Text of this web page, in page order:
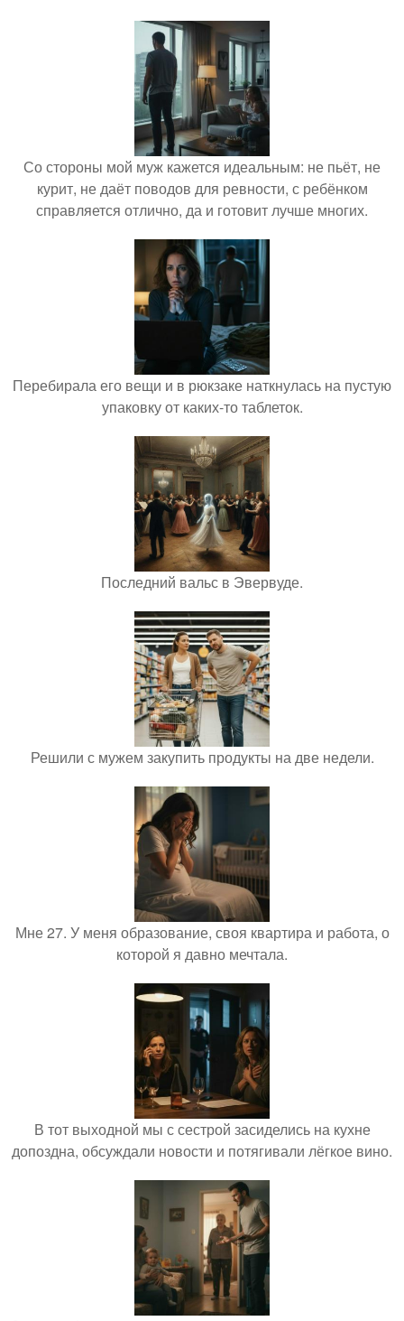
Со стороны мой муж кажется идеальным: не пьёт, не
курит, не даёт поводов для ревности, с ребёнком
справляется отлично, да и готовит лучше многих.
Перебирала его вещи и в рюкзаке наткнулась на пустую
упаковку от каких-то таблеток.
Последний вальс в Эвервуде.
Решили с мужем закупить продукты на две недели.
Мне 27. У меня образование, своя квартира и работа, о
которой я давно мечтала.
В тот выходной мы с сестрой засиделись на кухне
допоздна, обсуждали новости и потягивали лёгкое вино.